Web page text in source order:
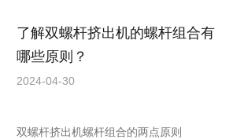
了解双螺杆挤出机的螺杆组合有
哪些原则？
2024-04-30
双螺杆挤出机螺杆组合的两点原则